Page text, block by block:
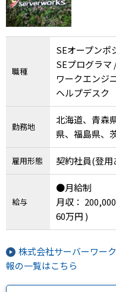
職種
SEオープンポ
SEプログラマ
ワークエンジ
ヘルプデスク
勤務地
北海道、青森
県、福島県、
千葉県、東京
川県、福井県
県、愛知県、
兵庫県、奈良
山県、広島県
県、高知県、
大分県、宮崎
雇用形態 契約社員(登用
給与
●月給制
月収：
60万円 )
株式会社サーバーワー
報の一覧はこちら